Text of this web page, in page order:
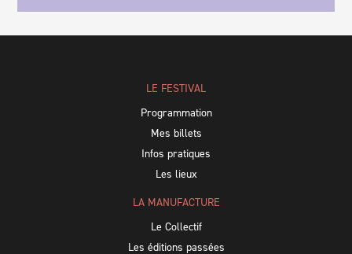
LE FESTIVAL
Programmation
Mes billets
Infos pratiques
Les lieux
LA MANUFACTURE
Le Collectif
Les éditions passées